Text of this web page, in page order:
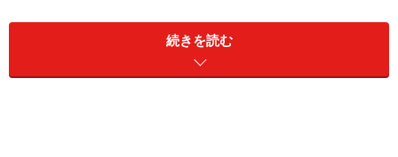
続きを読む